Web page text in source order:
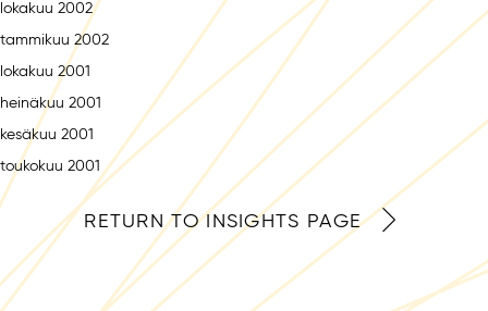
lokakuu 2002
tammikuu 2002
lokakuu 2001
heinäkuu 2001
kesäkuu 2001
toukokuu 2001
RETURN TO INSIGHTS PAGE